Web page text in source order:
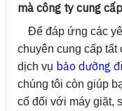
mà công ty cung cấp
Để đáp ứng các
chuyên cung cấp tất
dịch vụ bảo dưỡng
chúng tôi còn giúp
cố đối với máy giặt,